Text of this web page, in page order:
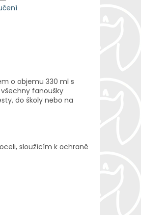
o objemu 330 ml s
fanoušky
do školy nebo na
sloužícím k ochraně